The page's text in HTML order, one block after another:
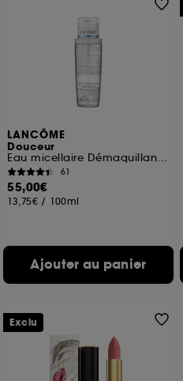
LANCÔME
Douceur
Eau micellaire Démaquillante Visage, Yeux, Lèvres
61
55,00€
13,75€ / 100ml
Ajouter au panier
Exclu